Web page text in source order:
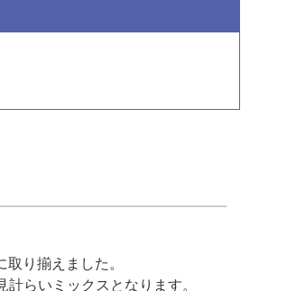
り揃えました。
らいミックスとなります。